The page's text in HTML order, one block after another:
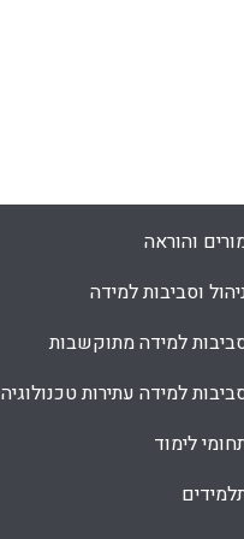
והוראה
וסביבות למידה
למידה מתוקשבות
למידה עתירות טכנולוגיה
לימוד